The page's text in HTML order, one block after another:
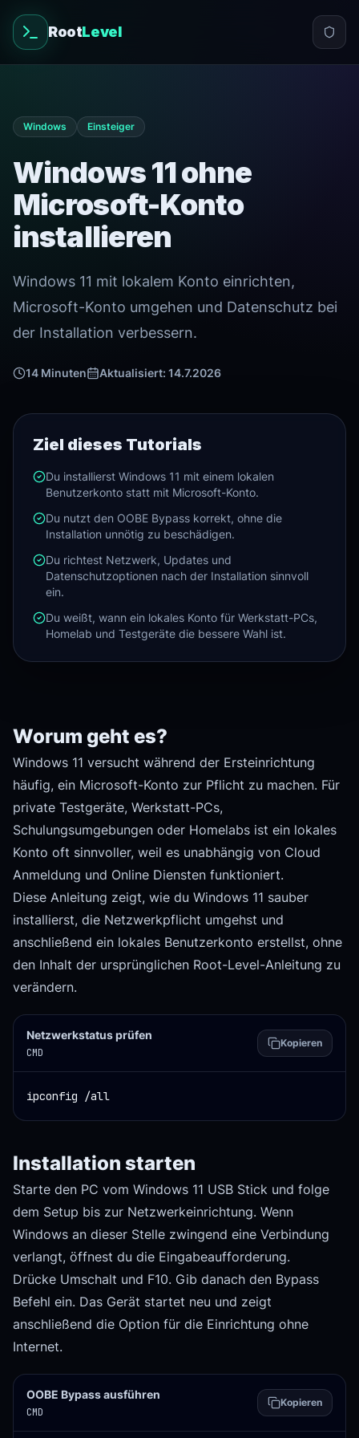
RootLevel
Windows Einsteiger
Windows 11 ohne
Microsoft-Konto
installieren
Windows 11 mit lokalem Konto einrichten,
Microsoft-Konto umgehen und Datenschutz bei
der Installation verbessern.
14 Minuten Aktualisiert: 14.7.2026
Ziel dieses Tutorials
Du installierst Windows 11 mit einem lokalen
Benutzerkonto statt mit Microsoft-Konto.
Du nutzt den OOBE Bypass korrekt, ohne die
Installation unnötig zu beschädigen.
Du richtest Netzwerk, Updates und
Datenschutzoptionen nach der Installation sinnvoll
ein.
Du weißt, wann ein lokales Konto für Werkstatt-PCs,
Homelab und Testgeräte die bessere Wahl ist.
Worum geht es?
Windows 11 versucht während der Ersteinrichtung
häufig, ein Microsoft-Konto zur Pflicht zu machen. Für
private Testgeräte, Werkstatt-PCs,
Schulungsumgebungen oder Homelabs ist ein lokales
Konto oft sinnvoller, weil es unabhängig von Cloud
Anmeldung und Online Diensten funktioniert.
Diese Anleitung zeigt, wie du Windows 11 sauber
installierst, die Netzwerkpflicht umgehst und
anschließend ein lokales Benutzerkonto erstellst, ohne
den Inhalt der ursprünglichen Root-Level-Anleitung zu
verändern.
Netzwerkstatus prüfen
CMD
Kopieren
ipconfig /all
Installation starten
Starte den PC vom Windows 11 USB Stick und folge
dem Setup bis zur Netzwerkeinrichtung. Wenn
Windows an dieser Stelle zwingend eine Verbindung
verlangt, öffnest du die Eingabeaufforderung.
Drücke Umschalt und F10. Gib danach den Bypass
Befehl ein. Das Gerät startet neu und zeigt
anschließend die Option für die Einrichtung ohne
Internet.
OOBE Bypass ausführen
CMD
Kopieren